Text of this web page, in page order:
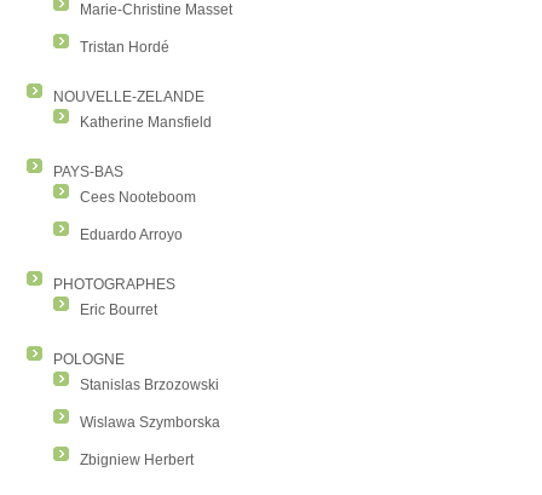
Marie-Christine Masset
Tristan Hordé
NOUVELLE-ZELANDE
Katherine Mansfield
PAYS-BAS
Cees Nooteboom
Eduardo Arroyo
PHOTOGRAPHES
Eric Bourret
POLOGNE
Stanislas Brzozowski
Wislawa Szymborska
Zbigniew Herbert